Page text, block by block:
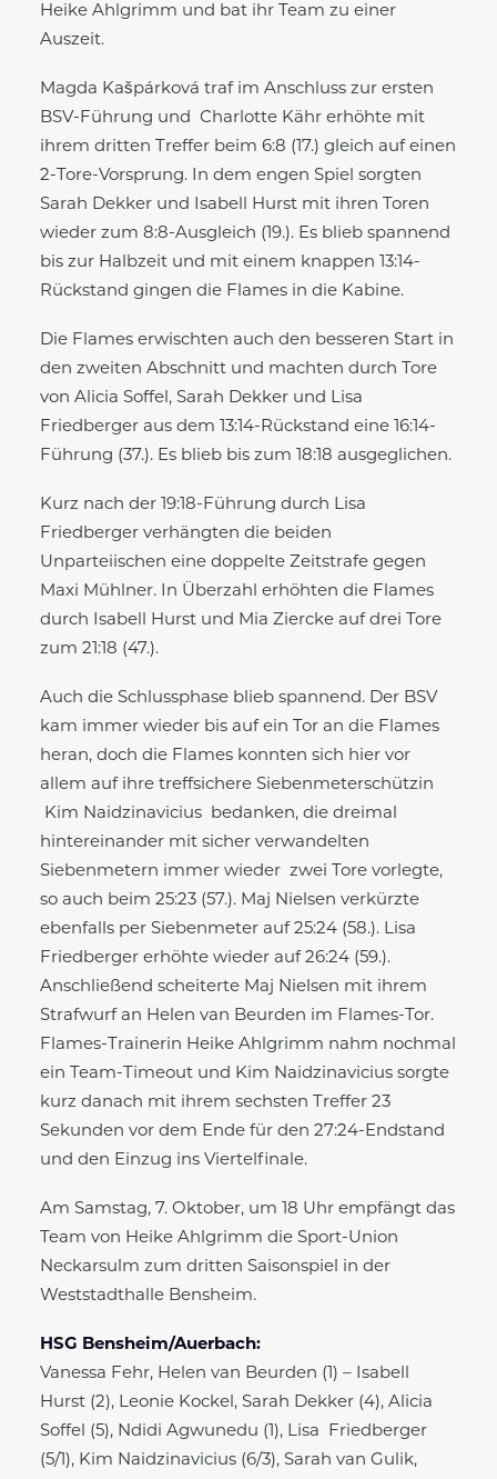
Heike Ahlgrimm und bat ihr Team zu einer
Auszeit.
Magda Kašpárková traf im Anschluss zur ersten
BSV-Führung und Charlotte Kähr erhöhte mit
ihrem dritten Treffer beim 6:8 (17.) gleich auf einen
2-Tore-Vorsprung. In dem engen Spiel sorgten
Sarah Dekker und Isabell Hurst mit ihren Toren
wieder zum 8:8-Ausgleich (19.). Es blieb spannend
bis zur Halbzeit und mit einem knappen 13:14-
Rückstand gingen die Flames in die Kabine.
Die Flames erwischten auch den besseren Start in
den zweiten Abschnitt und machten durch Tore
von Alicia Soffel, Sarah Dekker und Lisa
Friedberger aus dem 13:14-Rückstand eine 16:14-
Führung (37.). Es blieb bis zum 18:18 ausgeglichen.
Kurz nach der 19:18-Führung durch Lisa
Friedberger verhängten die beiden
Unparteiischen eine doppelte Zeitstrafe gegen
Maxi Mühlner. In Überzahl erhöhten die Flames
durch Isabell Hurst und Mia Ziercke auf drei Tore
zum 21:18 (47.).
Auch die Schlussphase blieb spannend. Der BSV
kam immer wieder bis auf ein Tor an die Flames
heran, doch die Flames konnten sich hier vor
allem auf ihre treffsichere Siebenmeterschützin
Kim Naidzinavicius bedanken, die dreimal
hintereinander mit sicher verwandelten
Siebenmetern immer wieder zwei Tore vorlegte,
so auch beim 25:23 (57.). Maj Nielsen verkürzte
ebenfalls per Siebenmeter auf 25:24 (58.). Lisa
Friedberger erhöhte wieder auf 26:24 (59.).
Anschließend scheiterte Maj Nielsen mit ihrem
Strafwurf an Helen van Beurden im Flames-Tor.
Flames-Trainerin Heike Ahlgrimm nahm nochmal
ein Team-Timeout und Kim Naidzinavicius sorgte
kurz danach mit ihrem sechsten Treffer 23
Sekunden vor dem Ende für den 27:24-Endstand
und den Einzug ins Viertelfinale.
Am Samstag, 7. Oktober, um 18 Uhr empfängt das
Team von Heike Ahlgrimm die Sport-Union
Neckarsulm zum dritten Saisonspiel in der
Weststadthalle Bensheim.
HSG Bensheim/Auerbach:
Vanessa Fehr, Helen van Beurden (1) – Isabell
Hurst (2), Leonie Kockel, Sarah Dekker (4), Alicia
Soffel (5), Ndidi Agwunedu (1), Lisa Friedberger
(5/1), Kim Naidzinavicius (6/3), Sarah van Gulik,